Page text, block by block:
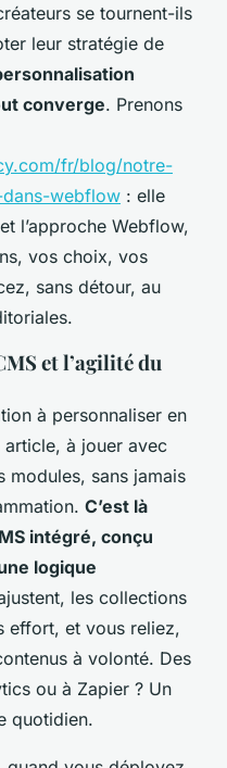
se tournent-ils
leur stratégie de
converge. Prenons
fr/blog/notre-
webflow : elle
l’approche Webflow,
vos choix, vos
sans détour, au
et l’agilité du
à personnaliser en
article, à jouer avec
modules, sans jamais
C’est là
intégré, conçu
logique
les collections
effort, et vous reliez,
à volonté. Des
ou à Zapier ? Un
quotidien.